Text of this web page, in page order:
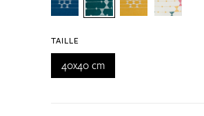
TAILLE
40x40 cm